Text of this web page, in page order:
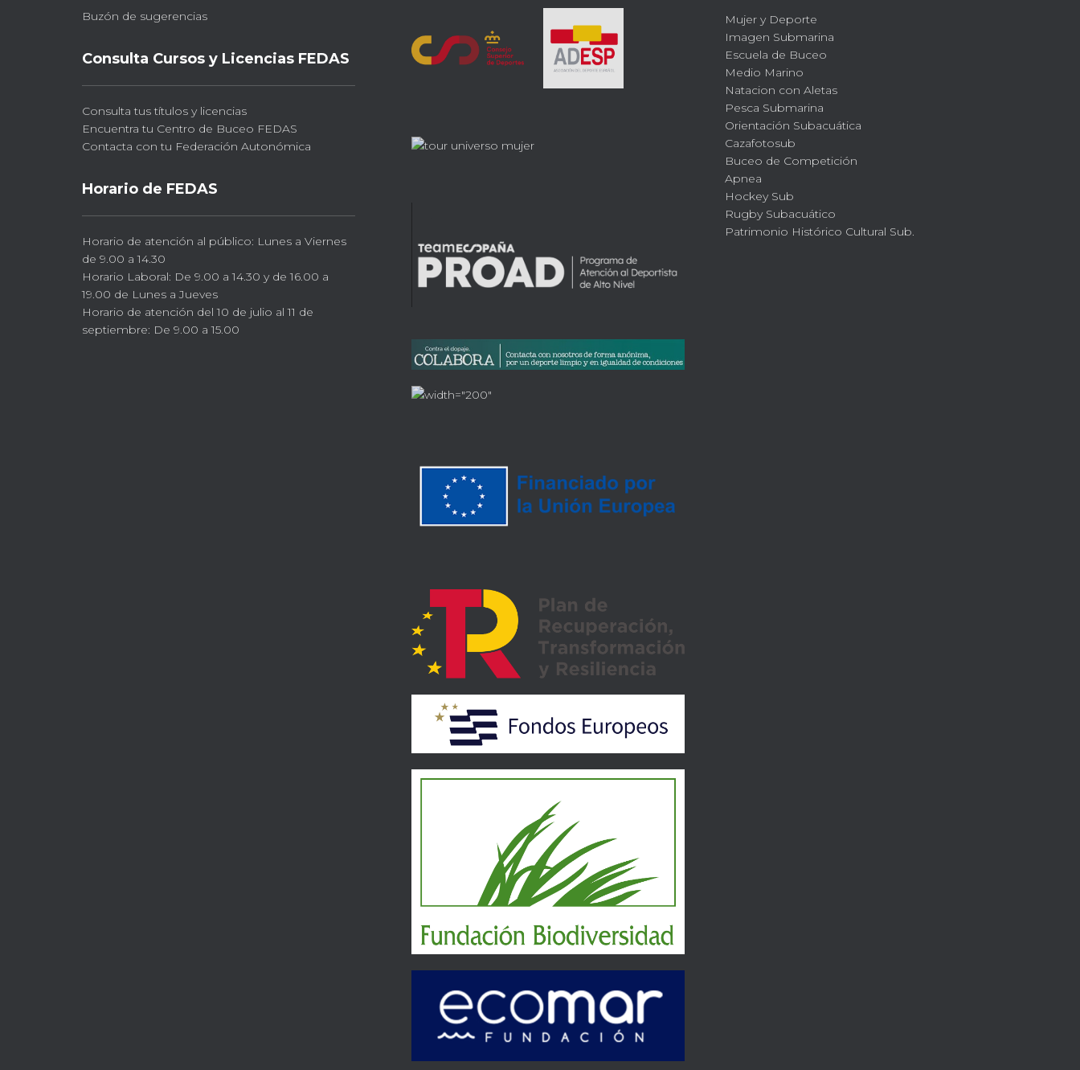
Buzón de sugerencias
Consulta Cursos y Licencias FEDAS
Consulta tus títulos y licencias
Encuentra tu Centro de Buceo FEDAS
Contacta con tu Federación Autonómica
Horario de FEDAS
Horario de atención al público: Lunes a Viernes
de 9.00 a 14.30
Horario Laboral: De 9.00 a 14.30 y de 16.00 a
19.00 de Lunes a Jueves
Horario de atención del 10 de julio al 11 de
septiembre: De 9.00 a 15.00
Mujer y Deporte
Imagen Submarina
Escuela de Buceo
Medio Marino
Natacion con Aletas
Pesca Submarina
Orientación Subacuática
Cazafotosub
Buceo de Competición
Apnea
Hockey Sub
Rugby Subacuático
Patrimonio Histórico Cultural Sub.